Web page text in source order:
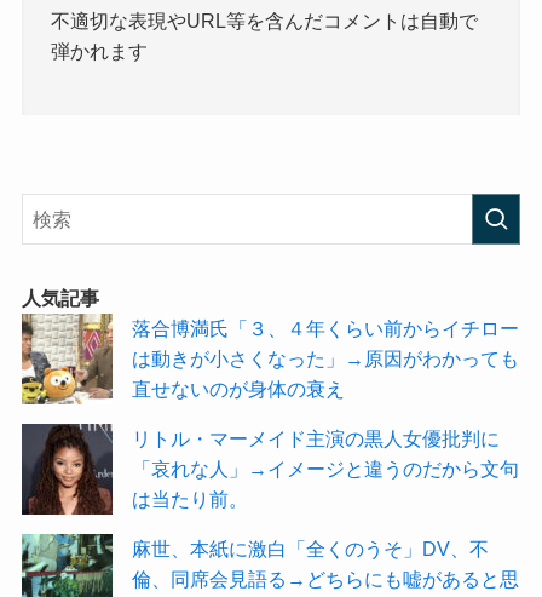
不適切な表現やURL等を含んだコメントは自動で
弾かれます
人気記事
落合博満氏「３、４年くらい前からイチロー
は動きが小さくなった」→原因がわかっても
直せないのが身体の衰え
リトル・マーメイド主演の黒人女優批判に
「哀れな人」→イメージと違うのだから文句
は当たり前。
麻世、本紙に激白「全くのうそ」DV、不
倫、同席会見語る→どちらにも嘘があると思